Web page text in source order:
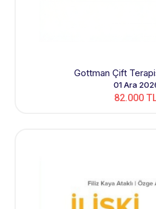
Gottman Çift
01 Ara
82.000